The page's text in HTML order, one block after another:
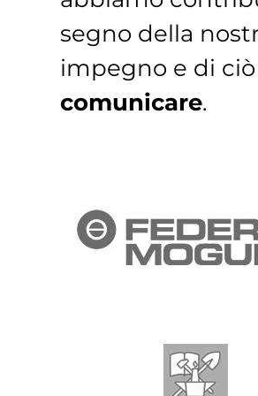
segno della
impegno e di
comunicare.